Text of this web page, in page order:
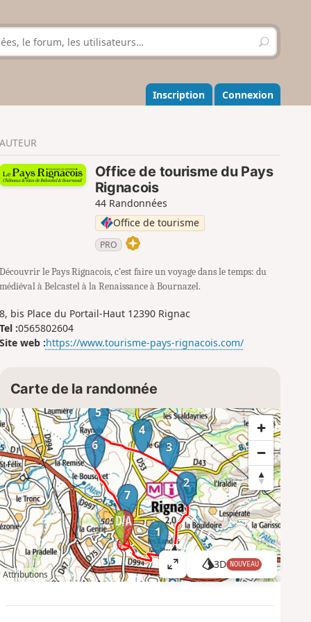
R
e
h
e
r
r
Inscription Connexion
AUTEUR
Office de tourisme du Pays
Rignacois
44 Randonnées
Office de tourisme
PRO
Découvrir le Pays Rignacois, c’est faire un voyage dans le temps: du
médiéval à Belcastel à la Renaissance à Bournazel.
8, bis Place du Portail-Haut 12390 Rignac
Tel :0565802604
Site web :https://www.tourisme-pays-rignacois.com/
Carte de la randonnée
1
2
3
4
5
6
7
Attributions
A
ff
3D NOUVEAU